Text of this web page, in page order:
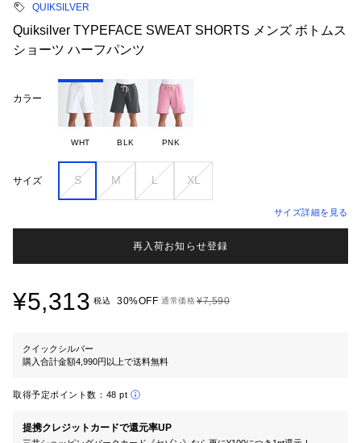
QUIKSILVER
Quiksilver TYPEFACE SWEAT SHORTS メンズ ボトムス
ショーツ ハーフパンツ
カラー
WHT BLK PNK
サイズ S M L XL
サイズ詳細を見る
再入荷お知らせ登録
¥5,313 税込 30%OFF 通常価格¥7,590
クイックシルバー
購入合計金額4,990円以上で送料無料
取得予定ポイント数： 48 pt
提携クレジットカードで還元率UP